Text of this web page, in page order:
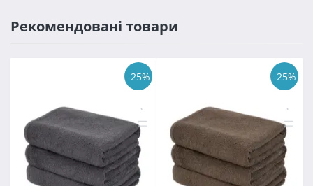
Рекомендовані товари
-25% -25%